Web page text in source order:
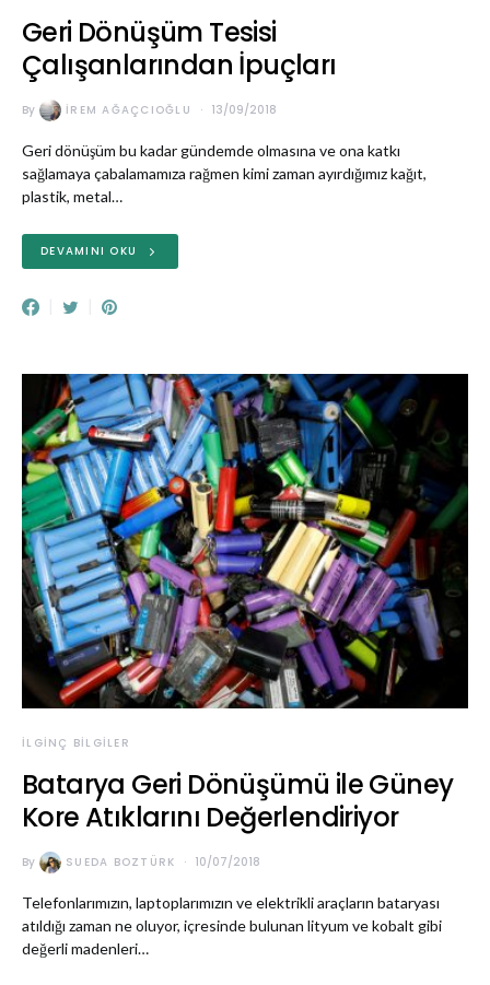
Geri Dönüşüm Tesisi
Çalışanlarından İpuçları
By İREM AĞAÇCIOĞLU 13/09/2018
Geri dönüşüm bu kadar gündemde olmasına ve ona katkı
sağlamaya çabalamamıza rağmen kimi zaman ayırdığımız kağıt,
plastik, metal…
DEVAMINI OKU
İLGINÇ BILGILER
Batarya Geri Dönüşümü ile Güney
Kore Atıklarını Değerlendiriyor
By SUEDA BOZTÜRK 10/07/2018
Telefonlarımızın, laptoplarımızın ve elektrikli araçların bataryası
atıldığı zaman ne oluyor, içresinde bulunan lityum ve kobalt gibi
değerli madenleri…